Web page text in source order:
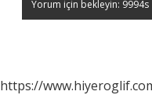
https://